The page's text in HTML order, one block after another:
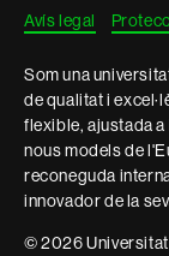
Avís legal
Som una
de qualitat i
flexible, ajustada
nous models de
reconeguda
innovador de la
© 2026